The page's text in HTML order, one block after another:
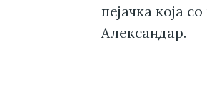
пејачка која
Александар.